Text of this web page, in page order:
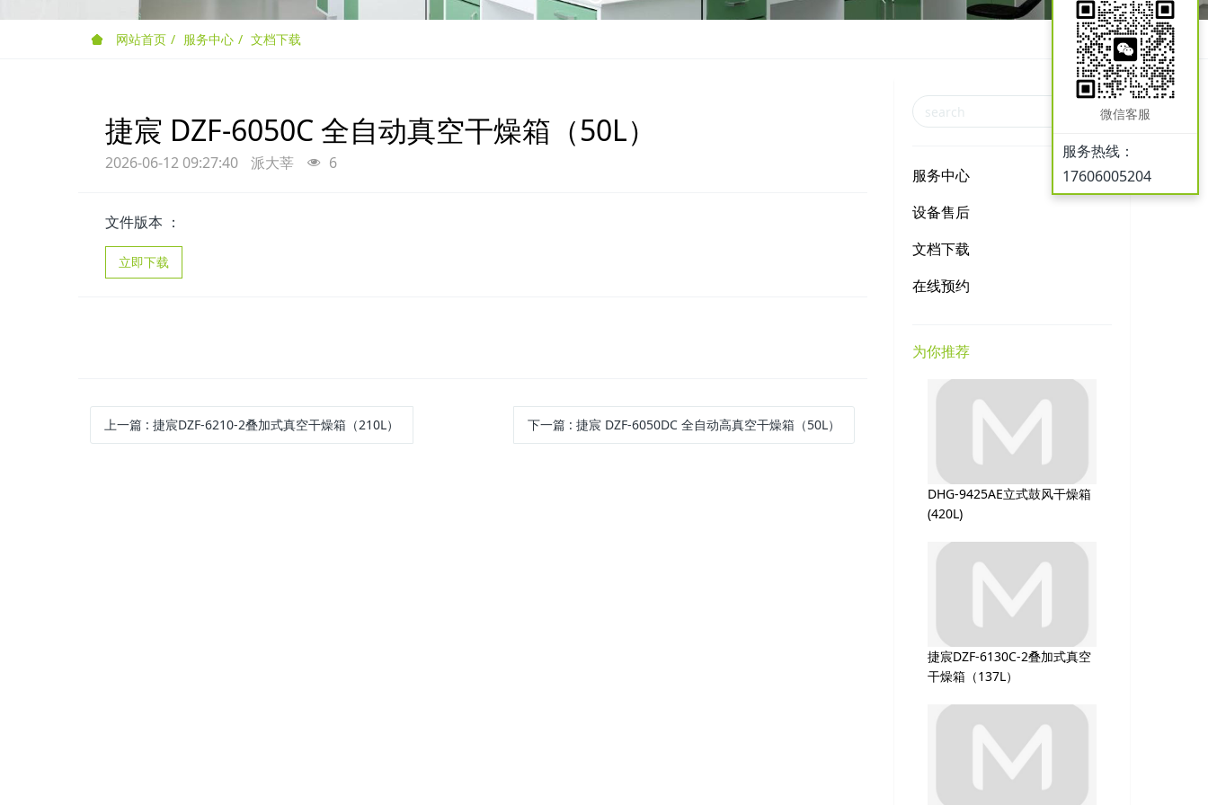
网站首页 服务中心 文档下载
捷宸 DZF-6050C 全自动真空干燥箱（50L）
2026-06-12 09:27:40 派大莘 6
文件版本 ：
立即下载
上一篇 :捷宸DZF-6210-2叠加式真空干燥箱（210L） 下一篇 :捷宸 DZF-6050DC 全自动高真空干燥箱（50L）
服务中心
设备售后
文档下载
在线预约
为你推荐
DHG-9425AE立式鼓风干燥箱
(420L)
捷宸DZF-6130C-2叠加式真空
干燥箱（137L）
微信客服
服务热线：
17606005204